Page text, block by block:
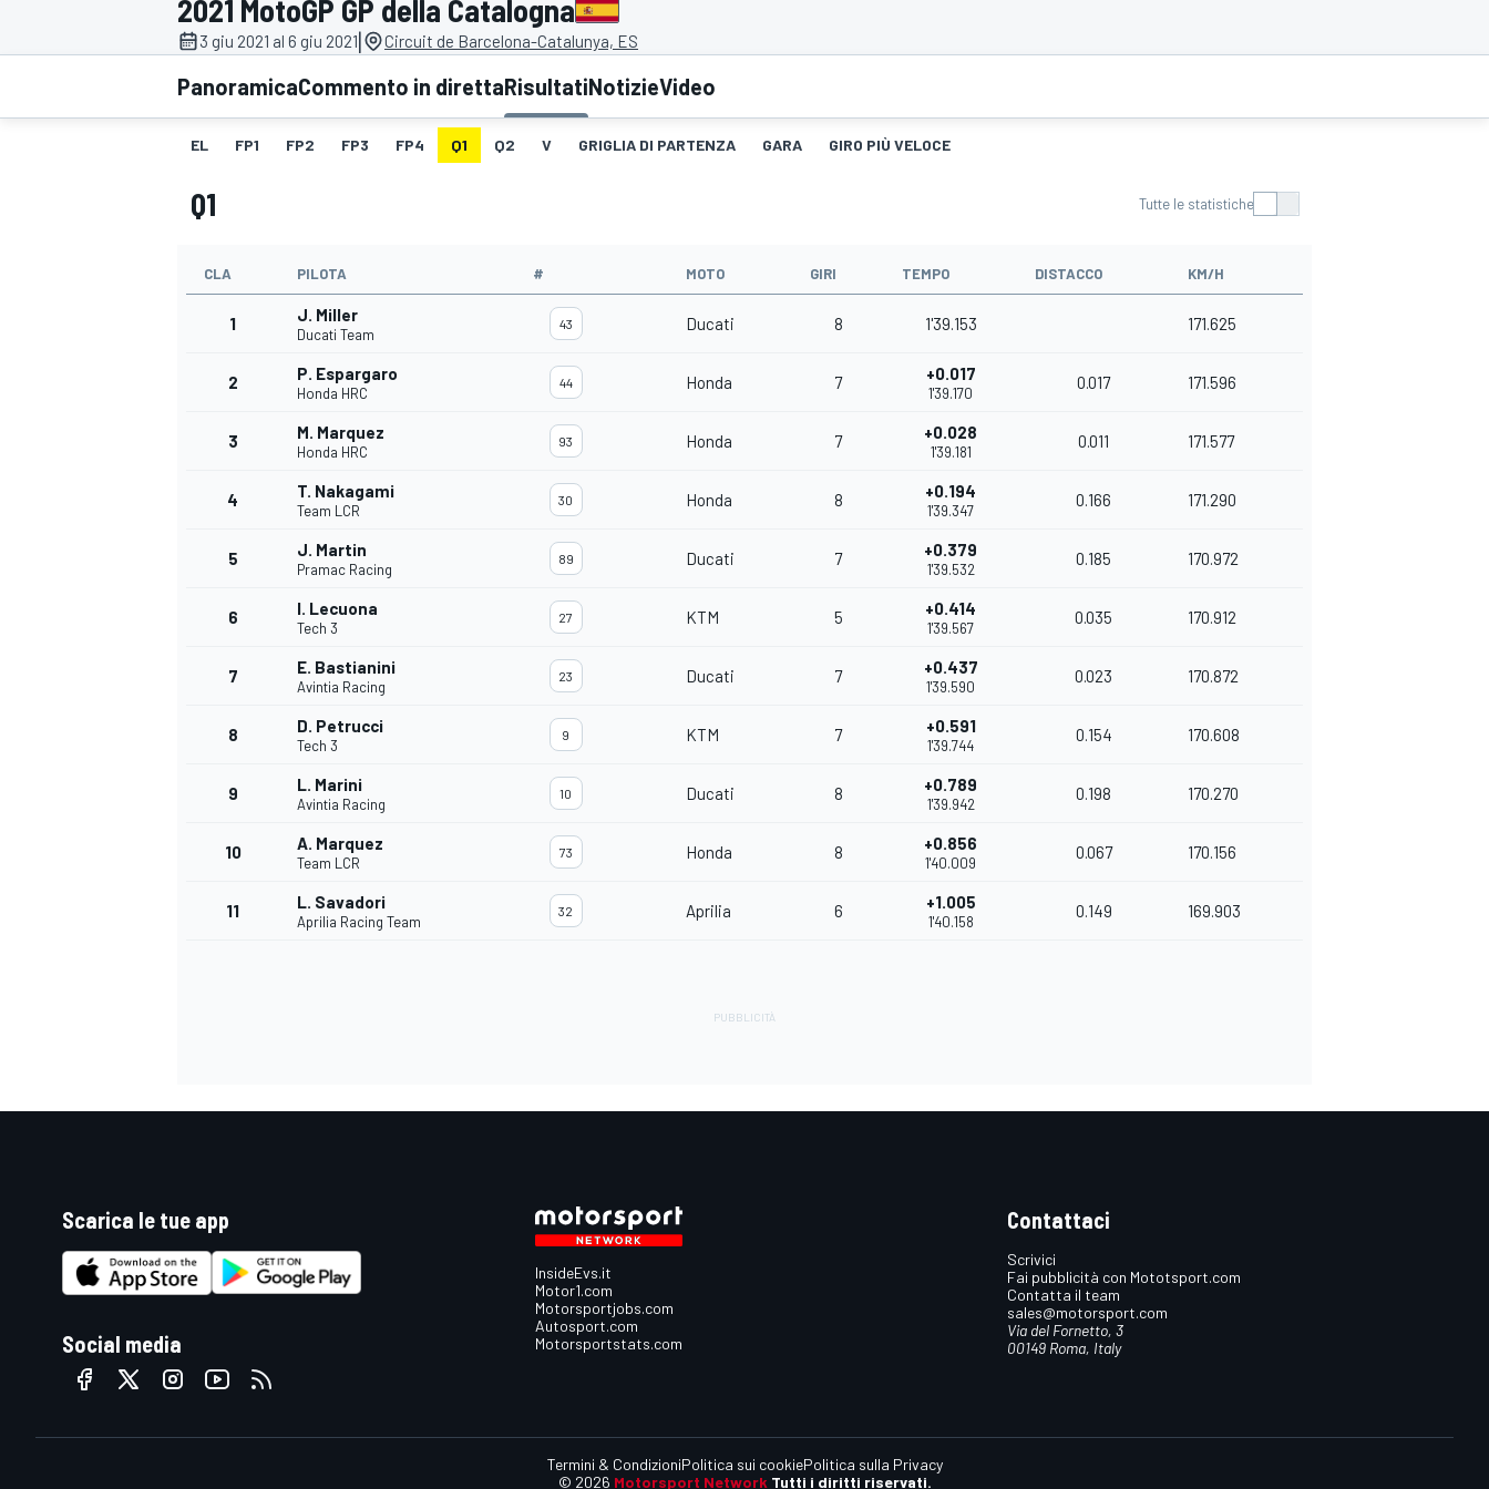
MOTOGP WEC
WRC
2021 MotoGP GP della Catalogna
3 giu 2021 al 6 giu 2021| Circuit de Barcelona-Catalunya, ES
PanoramicaCommento in direttaRisultatiNotizieVideo
EL FP1 FP2 FP3 FP4 Q1 Q2 V GRIGLIA DI PARTENZA GARA GIRO PIÙ VELOCE
Q1 Tutte le statistiche
CLA PILOTA # MOTO GIRI TEMPO DISTACCO KM/H
1 J. Miller
Ducati Team
43 Ducati 8 1'39.153 171.625
2 P. Espargaro
Honda HRC
44 Honda 7 +0.017
1'39.170
0.017 171.596
3 M. Marquez
Honda HRC
93 Honda 7 +0.028
1'39.181
0.011 171.577
4 T. Nakagami
Team LCR
30 Honda 8 +0.194
1'39.347
0.166 171.290
5 J. Martin
Pramac Racing
89 Ducati 7 +0.379
1'39.532
0.185 170.972
6 I. Lecuona
Tech 3
27 KTM 5 +0.414
1'39.567
0.035 170.912
7 E. Bastianini
Avintia Racing
23 Ducati 7 +0.437
1'39.590
0.023 170.872
8 D. Petrucci
Tech 3
9 KTM 7 +0.591
1'39.744
0.154 170.608
9 L. Marini
Avintia Racing
10 Ducati 8 +0.789
1'39.942
0.198 170.270
10 A. Marquez
Team LCR
73 Honda 8 +0.856
1'40.009
0.067 170.156
11 L. Savadori
Aprilia Racing Team
32 Aprilia 6 +1.005
1'40.158
0.149 169.903
Scarica le tue app
Social media
InsideEvs.it
Motor1.com
Motorsportjobs.com
Autosport.com
Motorsportstats.com
Contattaci
Scrivici
Fai pubblicità con Mototsport.com
Contatta il team
sales@motorsport.com
Via del Fornetto, 3
00149 Roma, Italy
© 2026 Motorsport Network Tutti i diritti riservati.
Termini & CondizioniPolitica sui cookiePolitica sulla Privacy